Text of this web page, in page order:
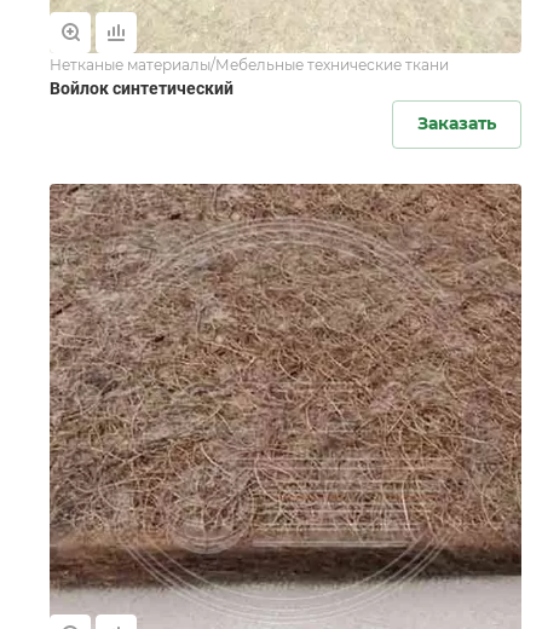
Нетканые материалы/Мебельные технические ткани
Войлок синтетический
Заказать